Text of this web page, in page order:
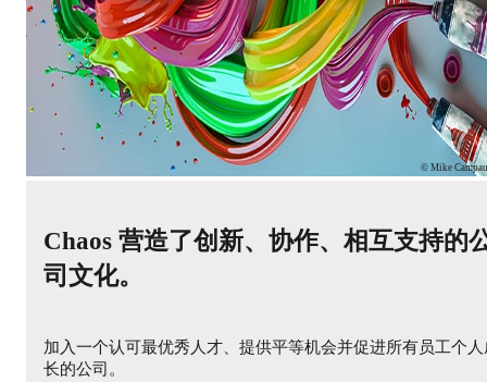
© Mike
Chaos 营造了创新、协作、相互支持的
司文化。
加入一个认可最优秀人才、提供平等机会并促进所有员工个人
长的公司。